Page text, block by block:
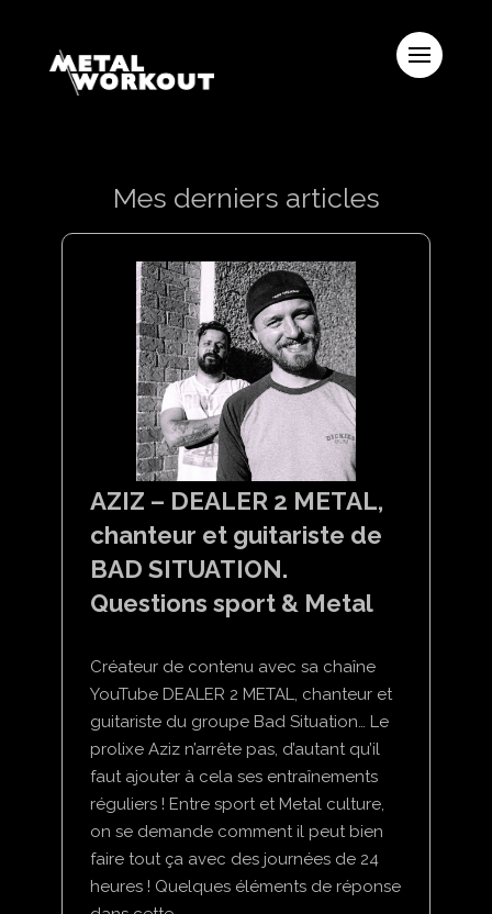
Mes derniers articles
AZIZ – DEALER 2 METAL,
chanteur et guitariste de
BAD SITUATION.
Questions sport & Metal
Créateur de contenu avec sa chaîne
YouTube DEALER 2 METAL, chanteur et
guitariste du groupe Bad Situation… Le
prolixe Aziz n’arrête pas, d’autant qu’il
faut ajouter à cela ses entraînements
réguliers ! Entre sport et Metal culture,
on se demande comment il peut bien
faire tout ça avec des journées de 24
heures ! Quelques éléments de réponse